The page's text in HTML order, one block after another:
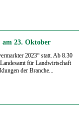
23. Oktober
2023“ statt. Ab 8.30
für Landwirtschaft
der Branche...